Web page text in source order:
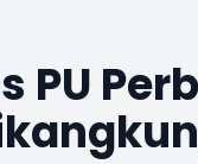
PU